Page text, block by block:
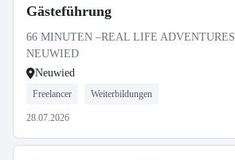
Gästeführung
66 MINUTEN –REAL LIFE ADVENTURES
NEUWIED
Neuwied
Freelancer Weiterbildungen
28.07.2026